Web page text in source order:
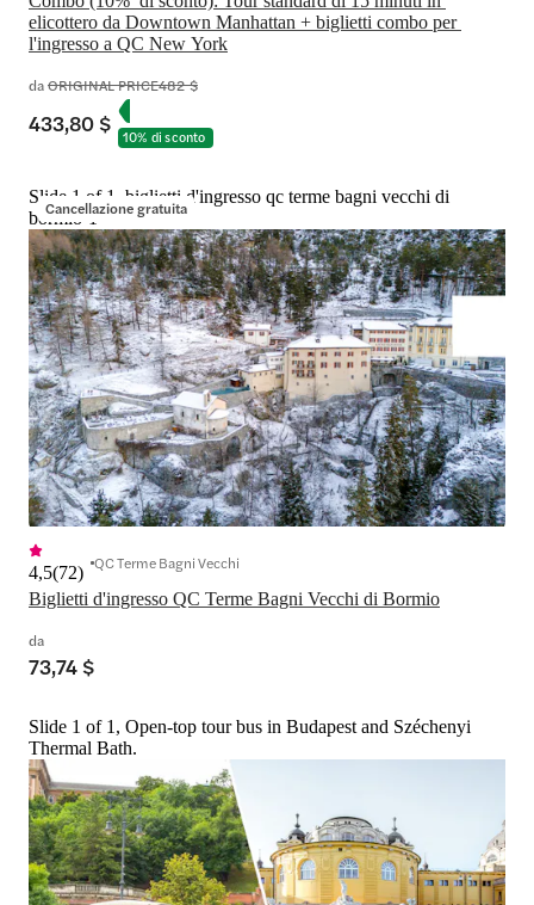
elicottero da Downtown Manhattan + biglietti combo per
l'ingresso a QC New York
daORIGINAL PRICE482 $
433,80 $ 10% di sconto
Cancellazione gratuita
Slide 1 of 1, biglietti d'ingresso qc terme bagni vecchi di
bormio-1
Biglietti d'ingresso QC Terme Bagni Vecchi di Bormio
4,5(72) QC Terme Bagni Vecchi
da
73,74 $
Slide 1 of 1, Open-top tour bus in Budapest and Széchenyi
Thermal Bath.